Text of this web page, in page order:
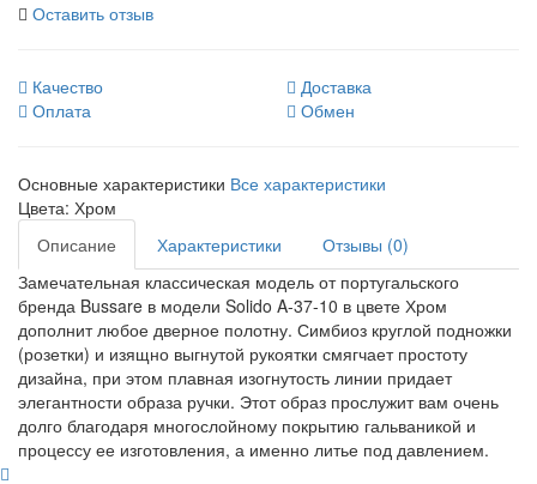
Оставить отзыв
Качество
Доставка
Оплата
Обмен
Основные характеристики Все характеристики
Цвета: Хром
Описание
Характеристики
Отзывы (0)
Замечательная классическая модель от португальского
бренда Bussare в модели Solido A-37-10 в цвете Хром
дополнит любое дверное полотну. Симбиоз круглой подножки
(розетки) и изящно выгнутой рукоятки смягчает простоту
дизайна, при этом плавная изогнутость линии придает
элегантности образа ручки. Этот образ прослужит вам очень
долго благодаря многослойному покрытию гальваникой и
процессу ее изготовления, а именно литье под давлением.